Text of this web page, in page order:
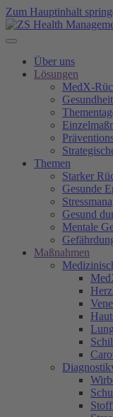
Zum Hauptinhalt
Über uns
Lösungen
MedX-
Themen
Starker
Gesunde
Gesund
Mentale
Maßnahmen